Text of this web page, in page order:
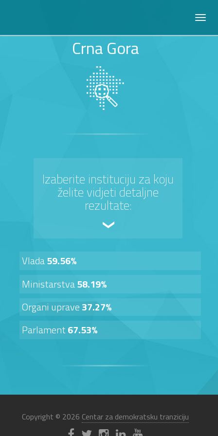
Crna Gora
Izaberite instituciju za koju
želite vidjeti detaljne
rezultate:
Vlada59.56%
Ministarstva58.19%
Organi uprave37.27%
Parlament67.53%
Copyright © 2026 Centar za demokratsku tranziciju